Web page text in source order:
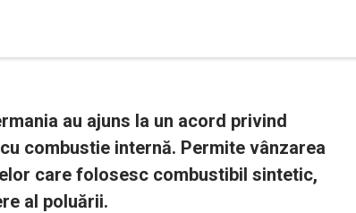
au ajuns la un acord privind
combustie internă. Permite vânzarea
care folosesc combustibil sintetic,
al poluării.